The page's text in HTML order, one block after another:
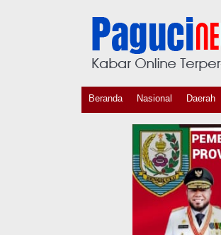
Beranda Nasional Daerah